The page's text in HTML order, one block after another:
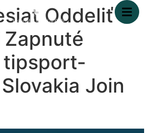
Oddeliť
Zapnuté
tipsport-
Join